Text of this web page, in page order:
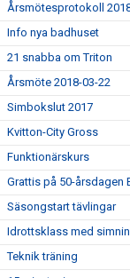
Årsmötesprotokoll
Info nya badhuset
21 snabba om Triton
Årsmöte 2018-03-22
Simbokslut 2017
Kvitton-City Gross
Funktionärskurs
Grattis på 50-årsdagen
Säsongstart tävlingar
Idrottsklass med
Teknik träning